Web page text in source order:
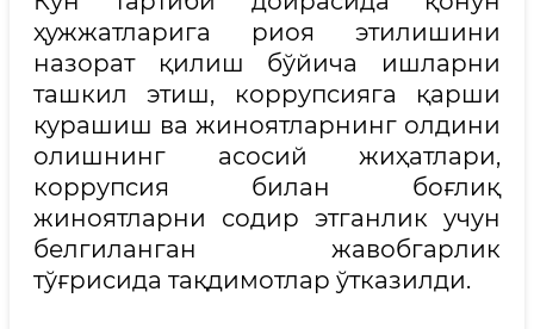
ҳужжатларига риоя этилишини
назорат қилиш бўйича ишларни
ташкил этиш, коррупсияга қарши
курашиш ва жиноятларнинг олдини
олишнинг асосий жиҳатлари,
коррупсия билан боғлиқ
жиноятларни содир этганлик учун
белгиланган жавобгарлик
тўғрисида тақдимотлар ўтказилди.